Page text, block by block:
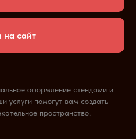
на сайт
оформление стендами и
услуги помогут вам создать
пространство.